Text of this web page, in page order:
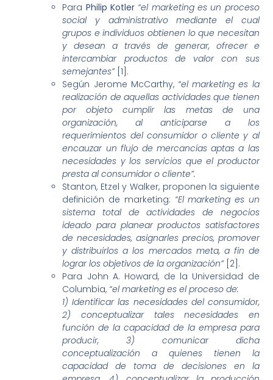
Para Philip Kotler “el marketing es un proceso
social y administrativo mediante el cual
grupos e individuos obtienen lo que necesitan
y desean a través de generar, ofrecer e
intercambiar productos de valor con sus
semejantes”[1].
Según Jerome McCarthy,“el marketing es la
realización de aquellas actividades que tienen
por objeto cumplir las metas de una
organización, al anticiparse a los
requerimientos del consumidor o cliente y al
encauzar un flujo de mercancías aptas a las
necesidades y los servicios que el productor
presta al consumidor o cliente”.
Stanton, Etzel y Walker, proponen la siguiente
definición de marketing: “El marketing es un
sistema total de actividades de negocios
ideado para planear productos satisfactores
de necesidades, asignarles precios, promover
y distribuirlos a los mercados meta, a fin de
lograr los objetivos de la organización”[2].
Para John A. Howard, de la Universidad de
Columbia, “el marketing es el proceso de:
1) Identificar las necesidades del consumidor,
2) conceptualizar tales necesidades en
función de la capacidad de la empresa para
producir, 3) comunicar dicha
conceptualización a quienes tienen la
capacidad de toma de decisiones en la